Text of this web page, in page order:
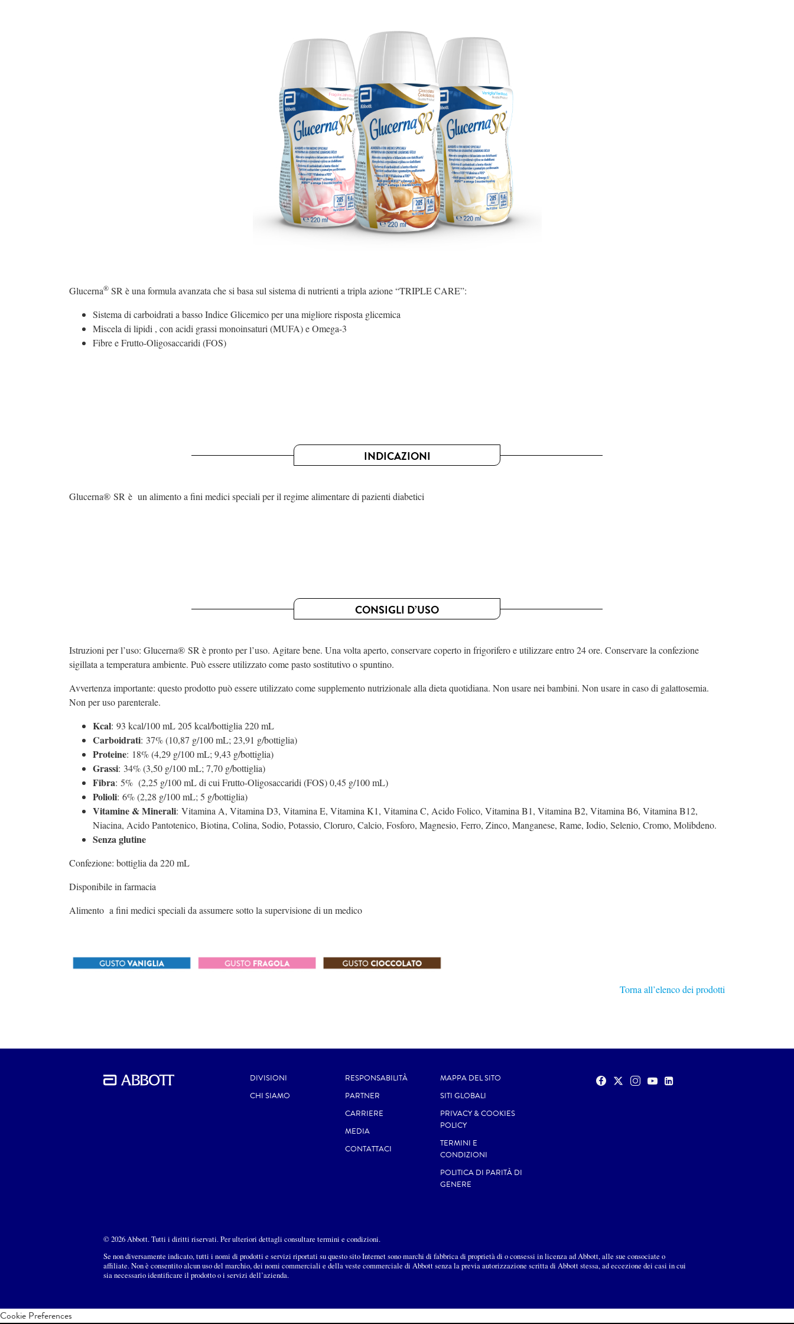
Glucerna® SR è una formula avanzata che si basa sul sistema di nutrienti a tripla azione “TRIPLE CARE”:
Sistema di carboidrati a basso Indice Glicemico per una migliore risposta glicemica
Miscela di lipidi , con acidi grassi monoinsaturi (MUFA) e Omega-3
Fibre e Frutto-Oligosaccaridi (FOS)
INDICAZIONI
Glucerna® SR è un alimento a fini medici speciali per il regime alimentare di pazienti diabetici
CONSIGLI D’USO
Istruzioni per l’uso: Glucerna® SR è pronto per l’uso. Agitare bene. Una volta aperto, conservare coperto in frigorifero e utilizzare entro 24 ore. Conservare la confezione
sigillata a temperatura ambiente. Può essere utilizzato come pasto sostitutivo o spuntino.
Avvertenza importante: questo prodotto può essere utilizzato come supplemento nutrizionale alla dieta quotidiana. Non usare nei bambini. Non usare in caso di galattosemia.
Non per uso parenterale.
Kcal: 93 kcal/100 mL 205 kcal/bottiglia 220 mL
Carboidrati: 37% (10,87 g/100 mL; 23,91 g/bottiglia)
Proteine: 18% (4,29 g/100 mL; 9,43 g/bottiglia)
Grassi: 34% (3,50 g/100 mL; 7,70 g/bottiglia)
Fibra: 5% (2,25 g/100 mL di cui Frutto-Oligosaccaridi (FOS) 0,45 g/100 mL)
Polioli: 6% (2,28 g/100 mL; 5 g/bottiglia)
Vitamine & Minerali: Vitamina A, Vitamina D3, Vitamina E, Vitamina K1, Vitamina C, Acido Folico, Vitamina B1, Vitamina B2, Vitamina B6, Vitamina B12,
Niacina, Acido Pantotenico, Biotina, Colina, Sodio, Potassio, Cloruro, Calcio, Fosforo, Magnesio, Ferro, Zinco, Manganese, Rame, Iodio, Selenio, Cromo, Molibdeno.
Senza glutine
Confezione: bottiglia da 220 mL
Disponibile in farmacia
Alimento a fini medici speciali da assumere sotto la supervisione di un medico
Torna all’elenco dei prodotti
DIVISIONI
CHI SIAMO
RESPONSABILITÀ
PARTNER
CARRIERE
MEDIA
CONTATTACI
MAPPA DEL SITO
SITI GLOBALI
PRIVACY & COOKIES
POLICY
TERMINI E
CONDIZIONI
POLITICA DI PARITÀ DI
GENERE
© 2026 Abbott. Tutti i diritti riservati. Per ulteriori dettagli consultare termini e condizioni.
Se non diversamente indicato, tutti i nomi di prodotti e servizi riportati su questo sito Internet sono marchi di fabbrica di proprietà di o consessi in licenza ad Abbott, alle sue consociate o
affiliate. Non è consentito alcun uso del marchio, dei nomi commerciali e della veste commerciale di Abbott senza la previa autorizzazione scritta di Abbott stessa, ad eccezione dei casi in cui
sia necessario identificare il prodotto o i servizi dell’azienda.
Cookie Preferences